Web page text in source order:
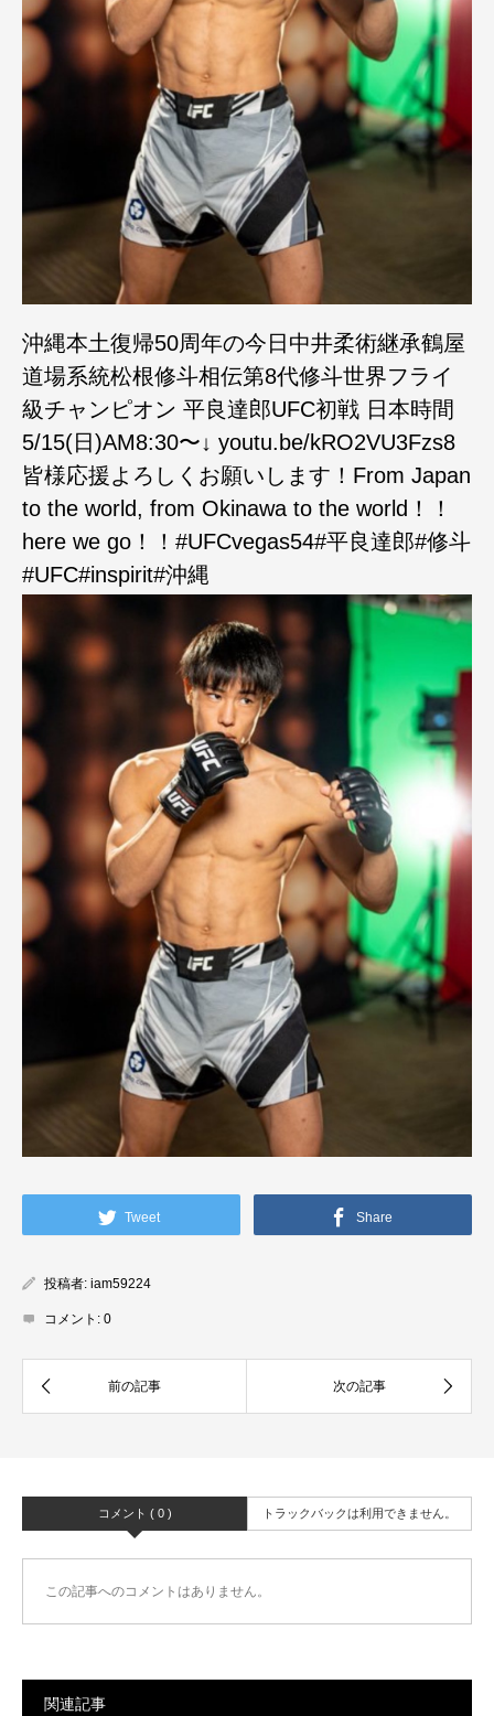
沖縄本土復帰50周年の今日中井柔術継承鶴屋
道場系統松根修斗相伝第8代修斗世界フライ
級チャンピオン 平良達郎UFC初戦 日本時間
5/15(日)AM8:30〜↓ youtu.be/kRO2VU3Fzs8
皆様応援よろしくお願いします！From Japan
to the world, from Okinawa to the world！！
here we go！！#UFCvegas54#平良達郎#修斗
#UFC#inspirit#沖縄
Tweet Share
投稿者: iam59224
コメント: 0
コメント ( 0 ) トラックバックは利用できません。
この記事へのコメントはありません。
関連記事